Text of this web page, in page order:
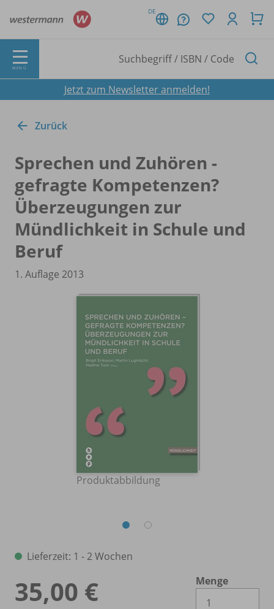
DE
MENÜ
Jetzt zum Newsletter anmelden!
Zurück
Sprechen und Zuhören -
gefragte Kompetenzen?
Überzeugungen zur
Mündlichkeit in Schule und
Beruf
1. Auflage 2013
Produktabbildung
Lieferzeit: 1 - 2 Wochen
35,00 €
Menge